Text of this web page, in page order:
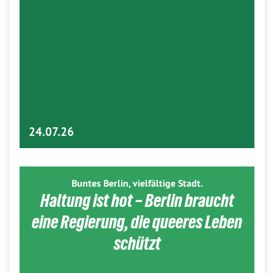
24.07.26
Buntes Berlin, vielfältige Stadt.
Haltung ist hot – Berlin braucht
eine Regierung, die queeres Leben
schützt